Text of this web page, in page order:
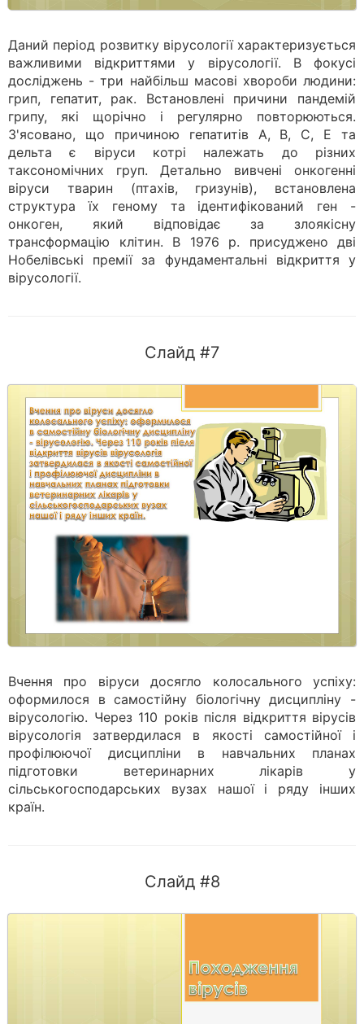
Даний період розвитку вірусології характеризується
важливими відкриттями у вірусології. В фокусі
досліджень - три найбільш масові хвороби людини:
грип, гепатит, рак. Встановлені причини пандемій
грипу, які щорічно і регулярно повторюються.
З'ясовано, що причиною гепатитів А, В, С, Е та
дельта є віруси котрі належать до різних
таксономічних груп. Детально вивчені онкогенні
віруси тварин (птахів, гризунів), встановлена
структура їх геному та ідентифікований ген -
онкоген, який відповідає за злоякісну
трансформацію клітин. В 1976 р. присуджено дві
Нобелівські премії за фундаментальні відкриття у
вірусології.
Слайд #7
Вчення про віруси досягло колосального успіху:
оформилося в самостійну біологічну дисципліну -
вірусологію. Через 110 років після відкриття вірусів
вірусологія затвердилася в якості самостійної і
профілюючої дисципліни в навчальних планах
підготовки ветеринарних лікарів у
сільськогосподарських вузах нашої і ряду інших
країн.
Слайд #8